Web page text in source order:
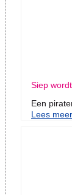
Siep
Een
Lees